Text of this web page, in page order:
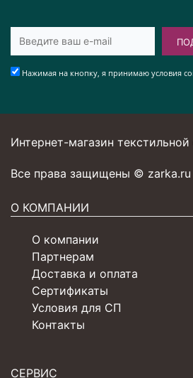
Нажимая на кнопку, я принимаю условия
Интернет-магазин
Все права защищены ©
О КОМПАНИИ
О компании
Партнерам
Доставка и оплата
Сертификаты
Условия для СП
Контакты
СЕРВИС